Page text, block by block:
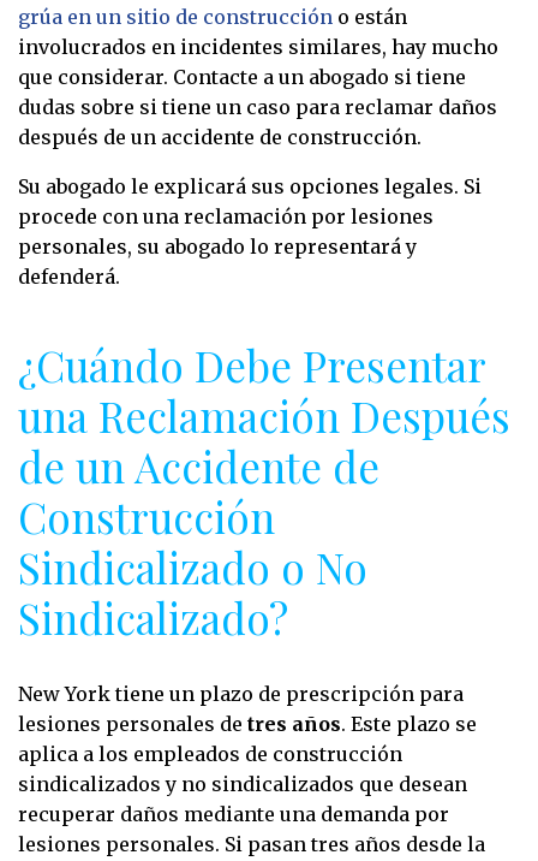
grúa en un sitio de construcción o están
involucrados en incidentes similares, hay mucho
que considerar. Contacte a un abogado si tiene
dudas sobre si tiene un caso para reclamar daños
después de un accidente de construcción.
Su abogado le explicará sus opciones legales. Si
procede con una reclamación por lesiones
personales, su abogado lo representará y
defenderá.
¿Cuándo Debe Presentar
una Reclamación Después
de un Accidente de
Construcción
Sindicalizado o No
Sindicalizado?
New York tiene un plazo de prescripción para
lesiones personales de tres años. Este plazo se
aplica a los empleados de construcción
sindicalizados y no sindicalizados que desean
recuperar daños mediante una demanda por
lesiones personales. Si pasan tres años desde la